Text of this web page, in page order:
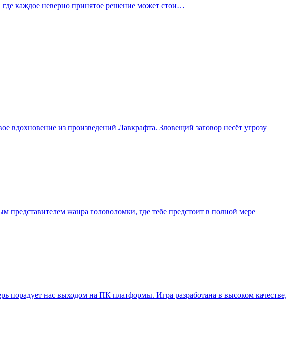
каждое неверно принятое решение может стои…
вдохновение из произведений Лавкрафта. Зловещий заговор несёт угрозу
представителем жанра головоломки, где тебе предстоит в полной мере
порадует нас выходом на ПК платформы. Игра разработана в высоком качестве,